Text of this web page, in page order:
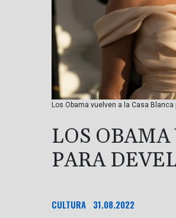
Los Obama vuelven a la Casa Blanca
LOS
PARA
CULTURA 31.08.2022